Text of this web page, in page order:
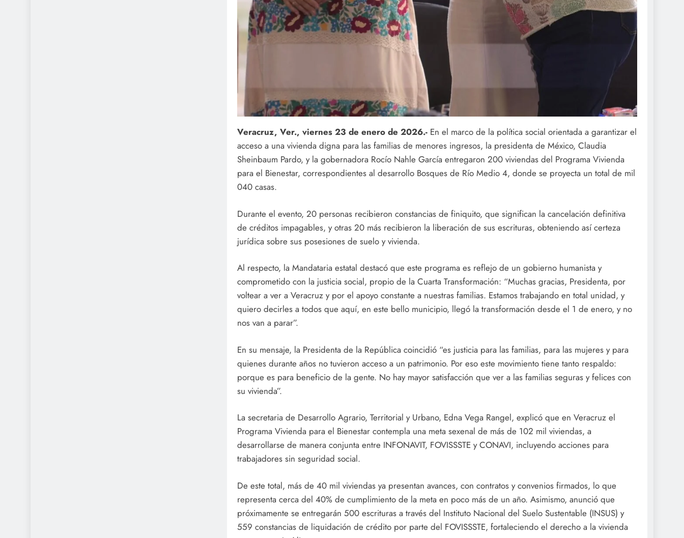
Veracruz, Ver., viernes 23 de enero de 2026.- En el marco de la política social orientada a garantizar el
acceso a una vivienda digna para las familias de menores ingresos, la presidenta de México, Claudia
Sheinbaum Pardo, y la gobernadora Rocío Nahle García entregaron 200 viviendas del Programa Vivienda
para el Bienestar, correspondientes al desarrollo Bosques de Río Medio 4, donde se proyecta un total de mil
040 casas.
Durante el evento, 20 personas recibieron constancias de finiquito, que significan la cancelación definitiva
de créditos impagables, y otras 20 más recibieron la liberación de sus escrituras, obteniendo así certeza
jurídica sobre sus posesiones de suelo y vivienda.
Al respecto, la Mandataria estatal destacó que este programa es reflejo de un gobierno humanista y
comprometido con la justicia social, propio de la Cuarta Transformación: “Muchas gracias, Presidenta, por
voltear a ver a Veracruz y por el apoyo constante a nuestras familias. Estamos trabajando en total unidad, y
quiero decirles a todos que aquí, en este bello municipio, llegó la transformación desde el 1 de enero, y no
nos van a parar”.
En su mensaje, la Presidenta de la República coincidió “es justicia para las familias, para las mujeres y para
quienes durante años no tuvieron acceso a un patrimonio. Por eso este movimiento tiene tanto respaldo:
porque es para beneficio de la gente. No hay mayor satisfacción que ver a las familias seguras y felices con
su vivienda”.
La secretaria de Desarrollo Agrario, Territorial y Urbano, Edna Vega Rangel, explicó que en Veracruz el
Programa Vivienda para el Bienestar contempla una meta sexenal de más de 102 mil viviendas, a
desarrollarse de manera conjunta entre INFONAVIT, FOVISSSTE y CONAVI, incluyendo acciones para
trabajadores sin seguridad social.
De este total, más de 40 mil viviendas ya presentan avances, con contratos y convenios firmados, lo que
representa cerca del 40% de cumplimiento de la meta en poco más de un año. Asimismo, anunció que
próximamente se entregarán 500 escrituras a través del Instituto Nacional del Suelo Sustentable (INSUS) y
559 constancias de liquidación de crédito por parte del FOVISSSTE, fortaleciendo el derecho a la vivienda